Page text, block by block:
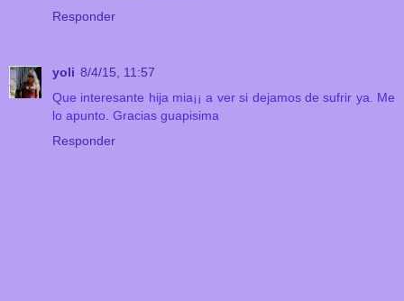
Responder
yoli 8/4/15, 11:57
Que interesante hija mia¡¡ a ver si dejamos de sufrir ya. Me
lo apunto. Gracias guapisima
Responder